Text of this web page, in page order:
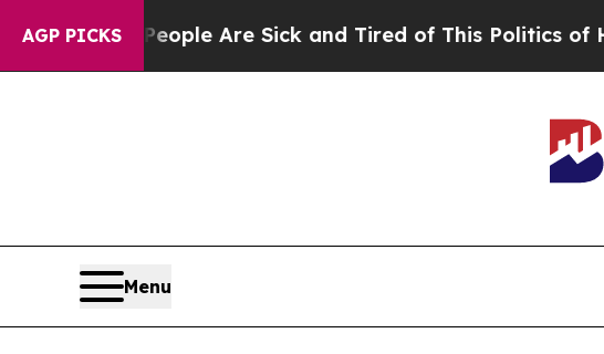
AGP PICKS
“People Are Sick and Tired of This Politics of Hatred”
Menu